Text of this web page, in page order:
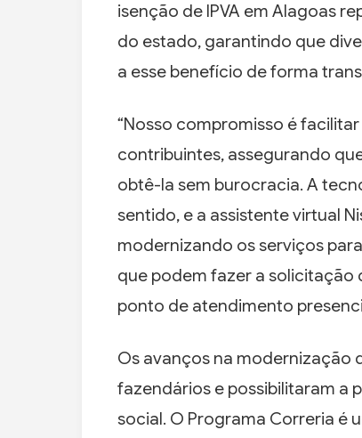
isenção de IPVA em Alagoas
do estado, garantindo que
a esse benefício de forma
“Nosso compromisso é
contribuintes, assegurando
obtê-la sem burocracia. A
sentido, e a assistente virtual
modernizando os serviços
que podem fazer a solicitação
ponto de atendimento
Os avanços na modernização
fazendários e possibilitaram a
social. O Programa Correria é